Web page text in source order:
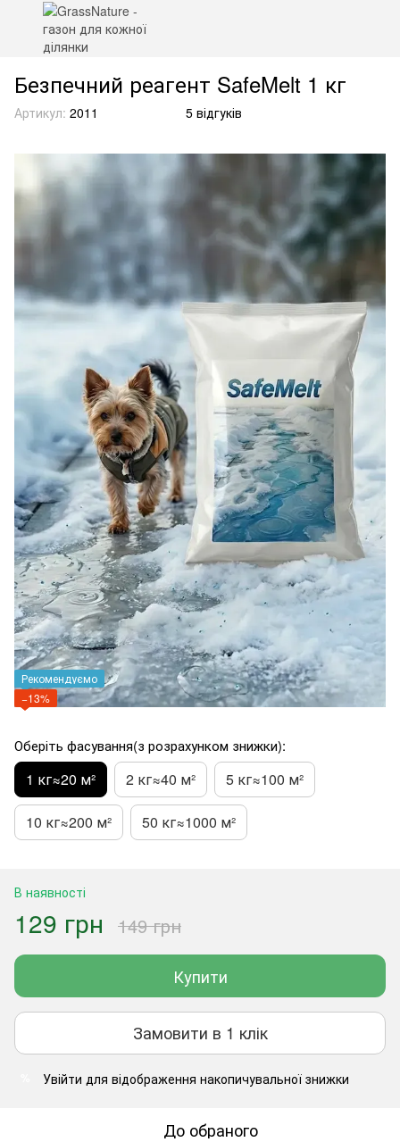
Безпечний реагент SafeMelt 1 кг
Артикул: 2011 5 відгуків
Рекомендуємо
−13%
Оберіть фасування(з розрахунком знижки):
1 кг≈20 м² 2 кг≈40 м² 5 кг≈100 м²
10 кг≈200 м² 50 кг≈1000 м²
В наявності
129 грн 149 грн
Купити
Замовити в 1 клік
Увійти для відображення накопичувальної знижки
До обраного